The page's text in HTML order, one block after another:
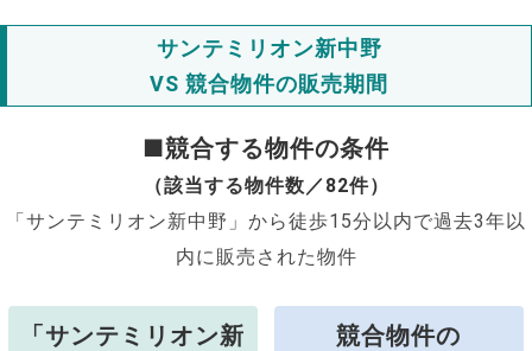
サンテミリオン新中野
VS 競合物件の販売期間
■競合する物件の条件
（該当する物件数／82件）
「サンテミリオン新中野」から徒歩15分以内で過去3年以
内に販売された物件
「サンテミリオン新
競合物件の